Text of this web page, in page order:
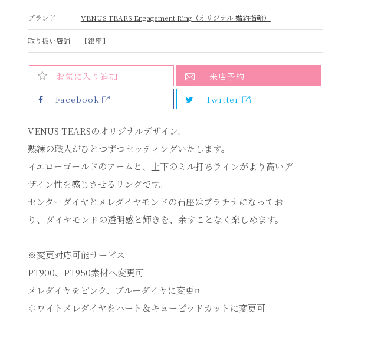
ブランド VENUS TEARS Engagement Ring（オリジナル 婚約指輪）
取り扱い店舗 【銀座】
お気に入り追加
来店予約
Facebook
Twitter
VENUS TEARSのオリジナルデザイン。
熟練の職人がひとつずつセッティングいたします。
イエローゴールドのアームと、上下のミル打ちラインがより高いデ
ザイン性を感じさせるリングです。
センターダイヤとメレダイヤモンドの石座はプラチナになってお
り、ダイヤモンドの透明感と輝きを、余すことなく楽しめます。
※変更対応可能サービス
PT900、PT950素材へ変更可
メレダイヤをピンク、ブルーダイヤに変更可
ホワイトメレダイヤをハート＆キューピッドカットに変更可